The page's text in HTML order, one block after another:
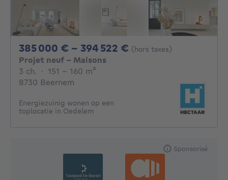
385 000 € - 394 522 € De 385000€ À
(hors taxes)
Projet neuf - Maisons
3 ch. 3 chambres
· 151 - 160 m²
8730 Beernem
Energiezuinig wonen op een
toplocatie in Oedelem
Sponsorisé